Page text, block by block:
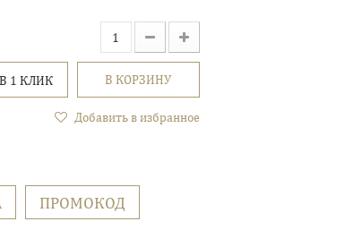
В КОРЗИНУ
1 КЛИК
Добавить в избранное
ПРОМОКОД